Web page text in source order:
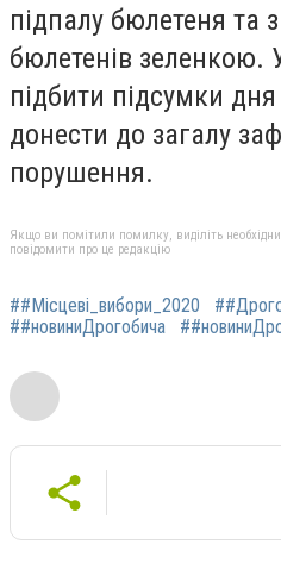
підпалу бюлетеня та
бюлетенів зеленкою.
підбити підсумки
донести до загалу
порушення.
Якщо ви помітили помилку, виділіть
повідомити про це редакцію
##Місцеві_вибори_2020
##новиниДрогобича